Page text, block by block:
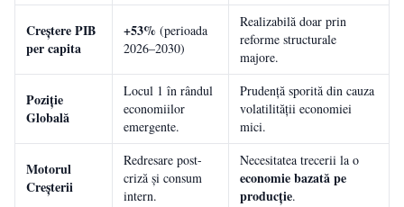
Creștere PIB
per capita
+53% (perioada
2026–2030)
Realizabilă doar prin
reforme structurale
majore.
Poziție
Globală
Locul 1 în rândul
economiilor
emergente.
Prudență sporită din cauza
volatilității economiei
mici.
Motorul
Creșterii
Redresare post-
criză și consum
intern.
Necesitatea trecerii la o
economie bazată pe
producție.